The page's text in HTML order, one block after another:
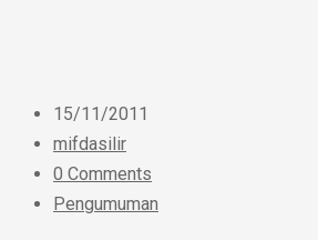
15/11/2011
mifdasilir
0 Comments
Pengumuman